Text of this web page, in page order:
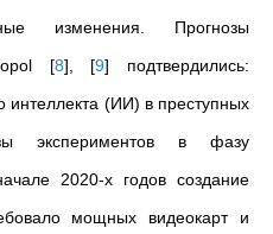
изменения. Прогнозы
[8] [9] подтвердились:
интеллекта (ИИ) в преступных
экспериментов в фазу
2020-х годов создание
мощных видеокарт и